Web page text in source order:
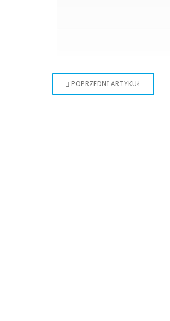
POPRZEDNI ARTYKUŁ